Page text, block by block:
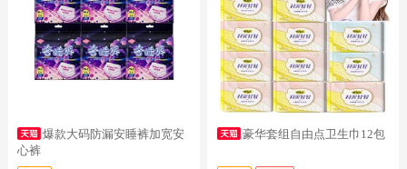
爆款大码防漏安睡裤加宽安
心裤
豪华套组自由点卫生巾12包